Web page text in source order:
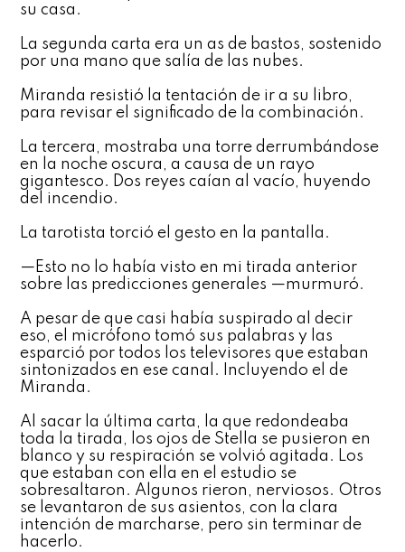
su casa.
La segunda carta era un as de bastos, sostenido
por una mano que salía de las nubes.
Miranda resistió la tentación de ir a su libro,
para revisar el significado de la combinación.
La tercera, mostraba una torre derrumbándose
en la noche oscura, a causa de un rayo
gigantesco. Dos reyes caían al vacío, huyendo
del incendio.
La tarotista torció el gesto en la pantalla.
—Esto no lo había visto en mi tirada anterior
sobre las predicciones generales —murmuró.
A pesar de que casi había suspirado al decir
eso, el micrófono tomó sus palabras y las
esparció por todos los televisores que estaban
sintonizados en ese canal. Incluyendo el de
Miranda.
Al sacar la última carta, la que redondeaba
toda la tirada, los ojos de Stella se pusieron en
blanco y su respiración se volvió agitada. Los
que estaban con ella en el estudio se
sobresaltaron. Algunos rieron, nerviosos. Otros
se levantaron de sus asientos, con la clara
intención de marcharse, pero sin terminar de
hacerlo.